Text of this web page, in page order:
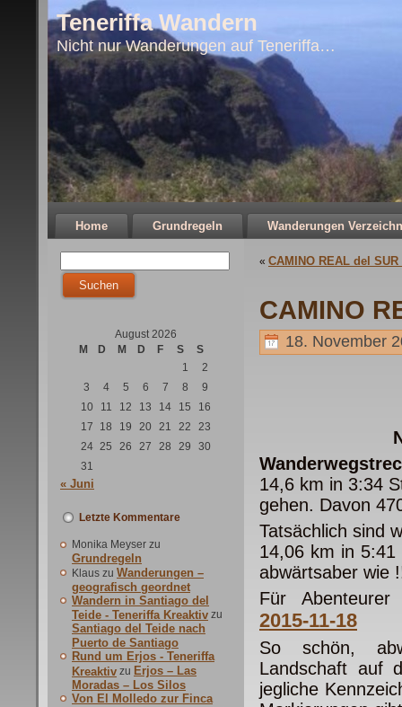
Teneriffa Wandern
Nicht nur Wanderungen auf Teneriffa…
Home Grundregeln Wanderungen
August 2026
M
D M D F S
S
1
2
3
4 5 6 7 8
9
10
11 12 13 14 15
16
17
18 19 20 21 22
23
24 25 26 27 28 29
30
31
« Juni
Letzte Kommentare
Monika Meyser zu
Grundregeln
Klaus zu Wanderungen –
geografisch geordnet
Wandern in Santiago del
Teide - Teneriffa Kreaktiv zu
Santiago del Teide nach
Puerto de Santiago
Rund um Erjos - Teneriffa
Kreaktiv zu Erjos – Las
Moradas – Los Silos
Von El Molledo zur Finca
« CAMINO REAL del SUR
CAMINO
18. November
14,6 km in 3:34
gehen. Davon
Tatsächlich sind
14,06 km in
abwärtsaber wie
Für
2015-11-18
So schön,
Landschaft auf
jegliche